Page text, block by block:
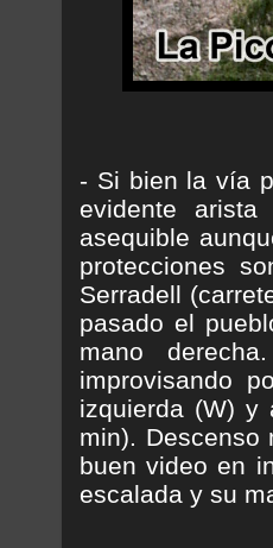
- Si bien la vía
evidente
asequible
protecciones
Serradell
pasado el
mano
improvisando
izquierda (W) y
min). Descenso
buen video en
escalada y su